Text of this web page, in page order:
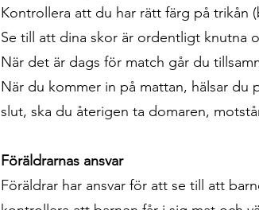
Kontrollera att du har rätt färg på trikån
Se till att dina skor är ordentligt knutna
När det är dags för match går du
När du kommer in på mattan, hälsar
slut, ska du återigen ta domaren,
Föräldrarnas ansvar
Föräldrar har ansvar för att se till att